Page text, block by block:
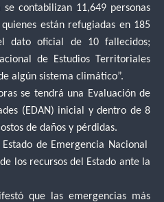
contabilizan 11,649 personas
están refugiadas en 185
dato oficial de 10 fallecidos;
de Estudios Territoriales
algún sistema climático”.
se tendrá una Evaluación de
(EDAN) inicial y dentro de 8
de daños y pérdidas.
de Emergencia Nacional
los recursos del Estado ante la
que las emergencias más